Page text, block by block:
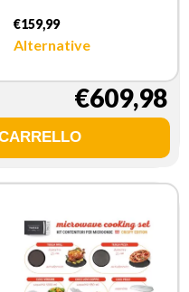
€159,99
Alternative
€609,98